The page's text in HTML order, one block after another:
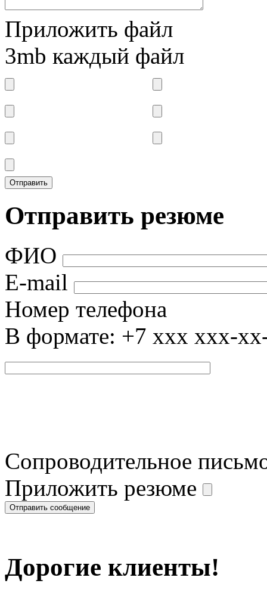
Приложить файл
3mb каждый файл
Отправить резюме
ФИО
E-mail
Номер телефона
В формате: +7 xxx xxx-
Сопроводительное
Приложить резюме
Дорогие клиенты!